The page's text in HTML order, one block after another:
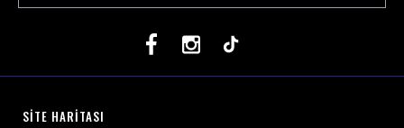
SİTE HARİTASI